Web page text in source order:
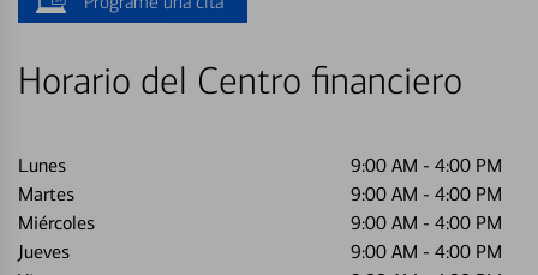
Horario del Centro financiero
Lunes 9:00 AM - 4:00 PM
Martes
9:00 AM - 4:00 PM
Miércoles
9:00 AM - 4:00 PM
Jueves
9:00 AM - 4:00 PM